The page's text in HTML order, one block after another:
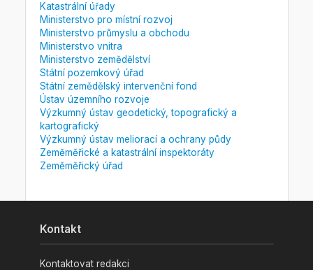
Katastrální úřady
Ministerstvo pro místní rozvoj
Ministerstvo průmyslu a obchodu
Ministerstvo vnitra
Ministerstvo zemědělství
Státní pozemkový úřad
Státní zemědělský intervenční fond
Ústav územního rozvoje
Výzkumný ústav geodetický, topografický a
kartografický
Výzkumný ústav meliorací a ochrany půdy
Zeměměřické a katastrální inspektoráty
Zeměměřický úřad
Kontakt
Kontaktovat redakci